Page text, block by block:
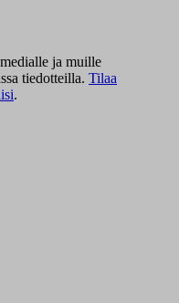
ja muille
tiedotteilla. Tilaa
.